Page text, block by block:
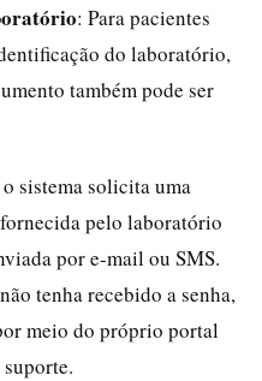
: Para pacientes
do laboratório,
também pode ser
sistema solicita uma
fornecida pelo laboratório
por e-mail ou SMS.
tenha recebido a senha,
meio do próprio portal